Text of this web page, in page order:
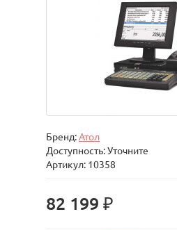
Бренд:Атол
Доступность: Уточните
Артикул: 10358
82 199 ₽